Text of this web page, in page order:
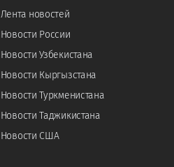
Лента новостей
Новости России
Новости Узбекистана
Новости Кыргызстана
Новости Туркменистана
Новости Таджикистана
Новости США